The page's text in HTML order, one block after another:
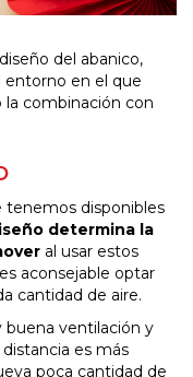
del abanico,
en el que
combinación con
tenemos disponibles
determina la
al usar estos
aconsejable optar
cantidad de aire.
buena ventilación y
es más
poca cantidad de